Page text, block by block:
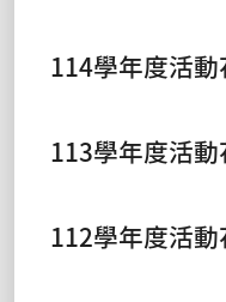
114學年度活動
113學年度活動
112學年度活動